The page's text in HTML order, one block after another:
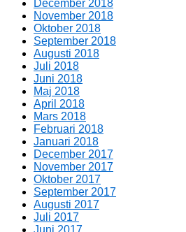
December 2018
November 2018
Oktober 2018
September 2018
Augusti 2018
Juli 2018
Juni 2018
Maj 2018
April 2018
Mars 2018
Februari 2018
Januari 2018
December 2017
November 2017
Oktober 2017
September 2017
Augusti 2017
Juli 2017
Juni 2017